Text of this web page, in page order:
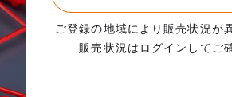
ご登録の地域により販売状況が
販売状況はログインしてご